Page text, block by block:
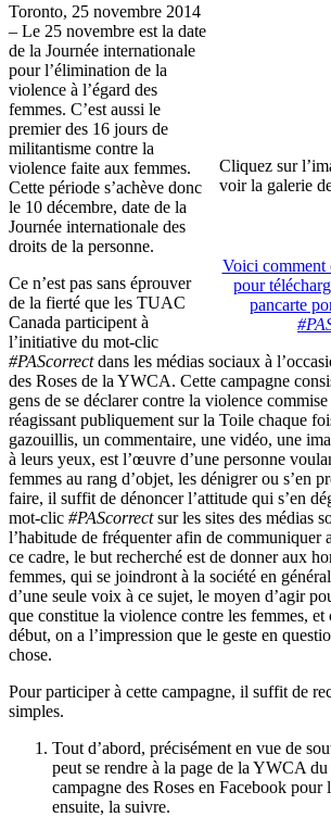
Cliquez sur
voir la galerie
Voici comment
pour
pancarte
Toronto, 25 novembre 2014
– Le 25 novembre est la date
de la Journée internationale
pour l’élimination de la
violence à l’égard des
femmes. C’est aussi le
premier des 16 jours de
militantisme contre la
violence faite aux femmes.
Cette période s’achève donc
le 10 décembre, date de la
Journée internationale des
droits de la personne.
Ce n’est pas sans éprouver
de la fierté que les TUAC
Canada participent à
l’initiative du mot-clic
#PAScorrectdans les médias sociaux à
des Roses de la YWCA. Cette campagne
gens de se déclarer contre la violence
réagissant publiquement sur la Toile chaque
gazouillis, un commentaire, une vidéo, une
à leurs yeux, est l’œuvre d’une personne
femmes au rang d’objet, les dénigrer ou s’en
faire, il suffit de dénoncer l’attitude qui s’en
mot-clic #PAScorrectsur les sites des médias
l’habitude de fréquenter afin de communiquer
ce cadre, le but recherché est de donner aux
femmes, qui se joindront à la société en
d’une seule voix à ce sujet, le moyen d’agir
que constitue la violence contre les femmes, et
début, on a l’impression que le geste en
chose.
Pour participer à cette campagne, il suffit de
simples.
Tout d’abord, précisément en vue de
peut se rendre à la page de la YWCA du
campagne des Roses en Facebook pour
ensuite, la suivre.